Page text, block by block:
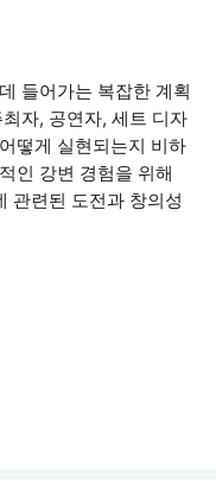
들어가는 복잡한 계획
자, 공연자, 세트 디자
떻게 실현되는지 비하
인 강변 경험을 위해
관련된 도전과 창의성